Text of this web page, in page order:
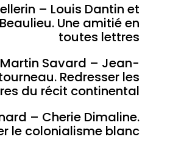
– Louis Dantin et
Une amitié en
toutes lettres
Savard – Jean-
Redresser les
du récit continental
– Cherie Dimaline.
le colonialisme blanc